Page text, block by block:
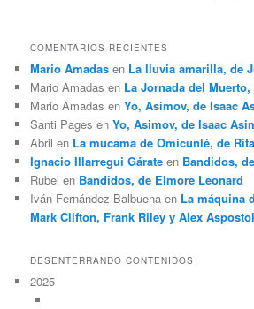
COMENTARIOS RECIENTES
Mario Amadas en La lluvia amarilla, de
Mario Amadas en La Jornada del
Mario Amadas enYo, Asimov, de Isaac
Santi Pages enYo, Asimov, de Isaac
Abril en La mucama de Omicunlé, de
Ignacio Illarregui Gárate en Bandidos,
Rubel en Bandidos, de Elmore Leonard
Iván Fernández Balbuena en La máquina
Mark Clifton, Frank Riley y Alex
DESENTERRANDO CONTENIDOS
2025